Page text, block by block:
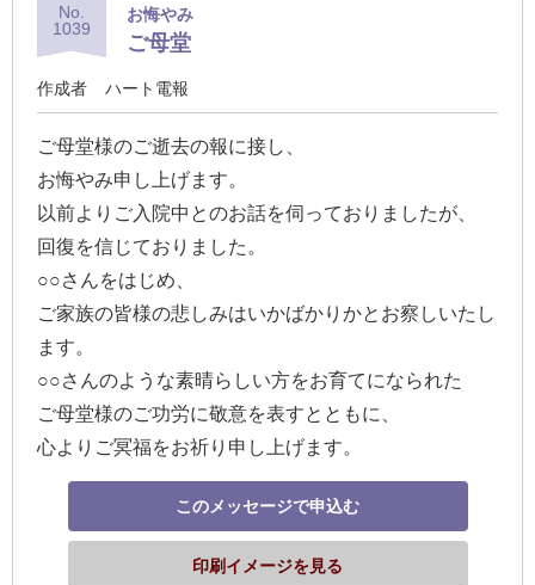
文
集
例
結
婚
式
に
る
電
報-
Tips
No.
1039
お悔やみ
ご母堂
作成者 ハート電報
ご母堂様のご逝去の報に接し、
お悔やみ申し上げます。
以前よりご入院中とのお話を伺っておりましたが、
回復を信じておりました。
○○さんをはじめ、
ご家族の皆様の悲しみはいかばかりかとお察しいたし
ます。
○○さんのような素晴らしい方をお育てになられた
ご母堂様のご功労に敬意を表すとともに、
心よりご冥福をお祈り申し上げます。
このメッセージで申込む
印刷イメージを見る